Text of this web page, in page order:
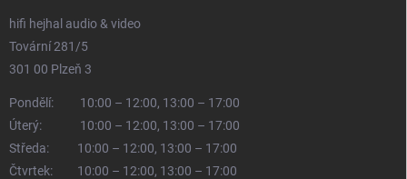
hifi hejhal audio & video
Tovární 281/5
301 00 Plzeň 3
Pondělí:
10:00 – 12:00, 13:00 – 17:00
Úterý:
10:00 – 12:00, 13:00 – 17:00
Středa:
10:00 – 12:00, 13:00 – 17:00
Čtvrtek:
10:00 – 12:00, 13:00 – 17:00